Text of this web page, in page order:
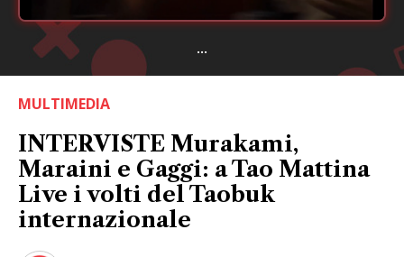
...
MULTIMEDIA
INTERVISTE Murakami,
Maraini e Gaggi: a Tao Mattina
Live i volti del Taobuk
internazionale